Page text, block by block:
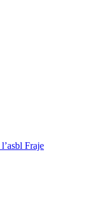
Fraje